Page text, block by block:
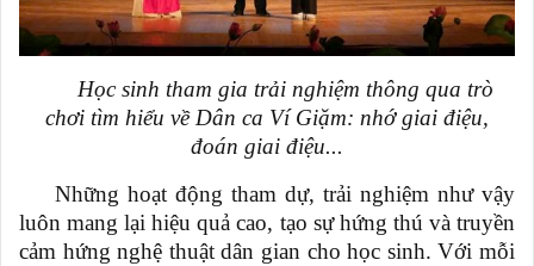
Học sinh tham gia trải nghiệm thông qua trò
chơi tìm hiểu về Dân ca Ví Giặm: nhớ giai điệu,
đoán giai điệu...
Những hoạt động tham dự, trải nghiệm như vậy
luôn mang lại hiệu quả cao, tạo sự hứng thú và truyền
cảm hứng nghệ thuật dân gian cho học sinh. Với mỗi